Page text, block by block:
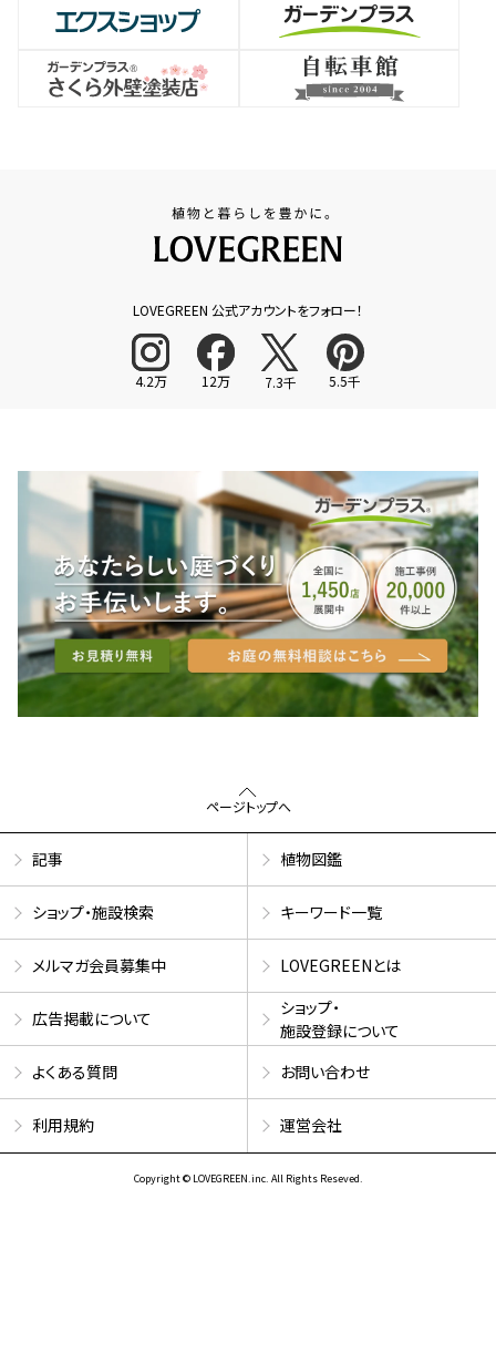
LOVEGREEN 公式アカウントをフォロー！
4.2万 12万 7.3千 5.5千
ページトップへ
記事 植物図鑑
ショップ・施設検索 キーワード一覧
メルマガ会員募集中 LOVEGREENとは
広告掲載について
ショップ・
施設登録について
よくある質問
お問い合わせ
利用規約 運営会社
Copyright © LOVEGREEN.inc. All Rights Reseved.